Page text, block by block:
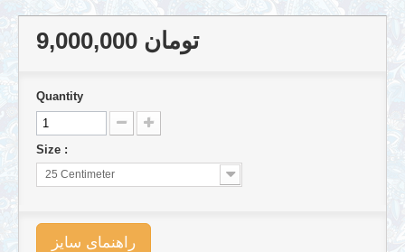
9,000,000 تومان
Quantity
Size :
25 Centimeter
راهنمای سایز